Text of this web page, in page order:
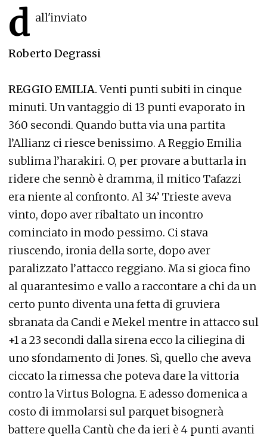
d all'inviato
Roberto Degrassi
REGGIO EMILIA.Venti punti subiti in cinque
minuti. Un vantaggio di 13 punti evaporato in
360 secondi. Quando butta via una partita
l’Allianz ci riesce benissimo. A Reggio Emilia
sublima l’harakiri. O, per provare a buttarla in
ridere che sennò è dramma, il mitico Tafazzi
era niente al confronto. Al 34’ Trieste aveva
vinto, dopo aver ribaltato un incontro
cominciato in modo pessimo. Ci stava
riuscendo, ironia della sorte, dopo aver
paralizzato l’attacco reggiano. Ma si gioca fino
al quarantesimo e vallo a raccontare a chi da un
certo punto diventa una fetta di gruviera
sbranata da Candi e Mekel mentre in attacco sul
+1 a 23 secondi dalla sirena ecco la ciliegina di
uno sfondamento di Jones. Sì, quello che aveva
ciccato la rimessa che poteva dare la vittoria
contro la Virtus Bologna. E adesso domenica a
costo di immolarsi sul parquet bisognerà
battere quella Cantù che da ieri è 4 punti avanti